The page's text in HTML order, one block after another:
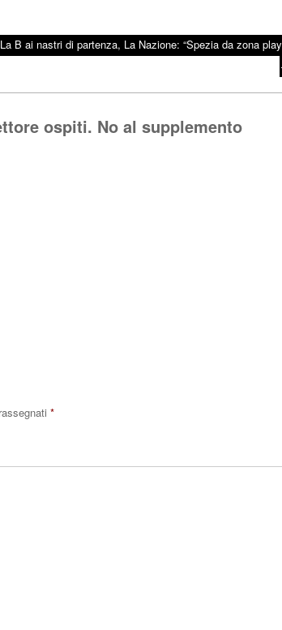
La B ai nastri di partenza, La Nazione: “Spezia da zona
ospiti. No al supplemento
*